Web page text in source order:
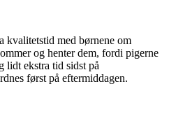
kvalitetstid med børnene om
og henter dem, fordi pigerne
lidt ekstra tid sidst på
først på eftermiddagen.